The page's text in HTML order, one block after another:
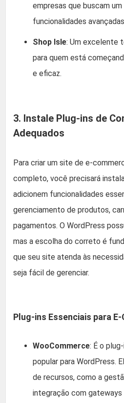
empresas que buscam
funcionalidades
Shop Isle: Um excelente
para quem está
e eficaz.
3. Instale Plug-ins de
Adequados
Para criar um site de e-
completo, você precisará
adicionem funcionalidades
gerenciamento de produtos,
pagamentos. O WordPress
mas a escolha do correto é
que seu site atenda às
seja fácil de gerenciar.
Plug-ins Essenciais para
WooCommerce: É o
popular para WordPress.
de recursos, como a
integração com